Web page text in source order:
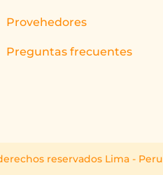
Provehedores
Preguntas frecuentes
reservados Lima - Peru